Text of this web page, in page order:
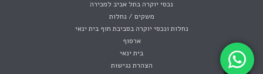
נכסי יוקרה בתל אביב למכירה
משקים / נחלות
נחלות ונכסי יוקרה בסביבת חוף בית ינאי
ארסוף
בית ינאי
הצהרת נגישות